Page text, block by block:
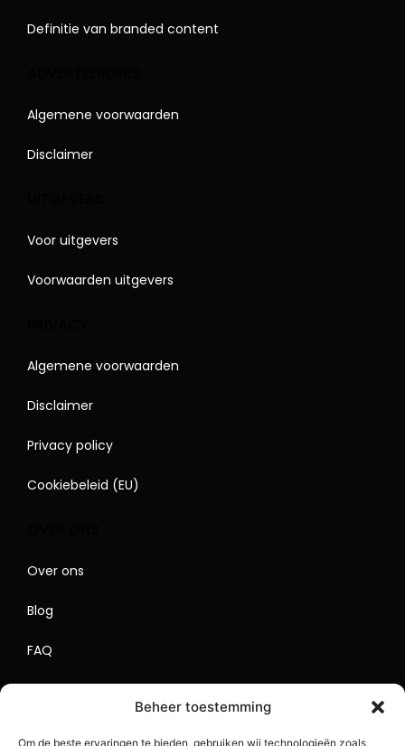
Beheer toestemming
Om de beste ervaringen te bieden, gebruiken wij technologieën zoals
Definitie van branded content
Algemene voorwaarden
Disclaimer
Voor uitgevers
Voorwaarden uitgevers
Algemene voorwaarden
Disclaimer
Privacy policy
Cookiebeleid (EU)
Over ons
Blog
FAQ